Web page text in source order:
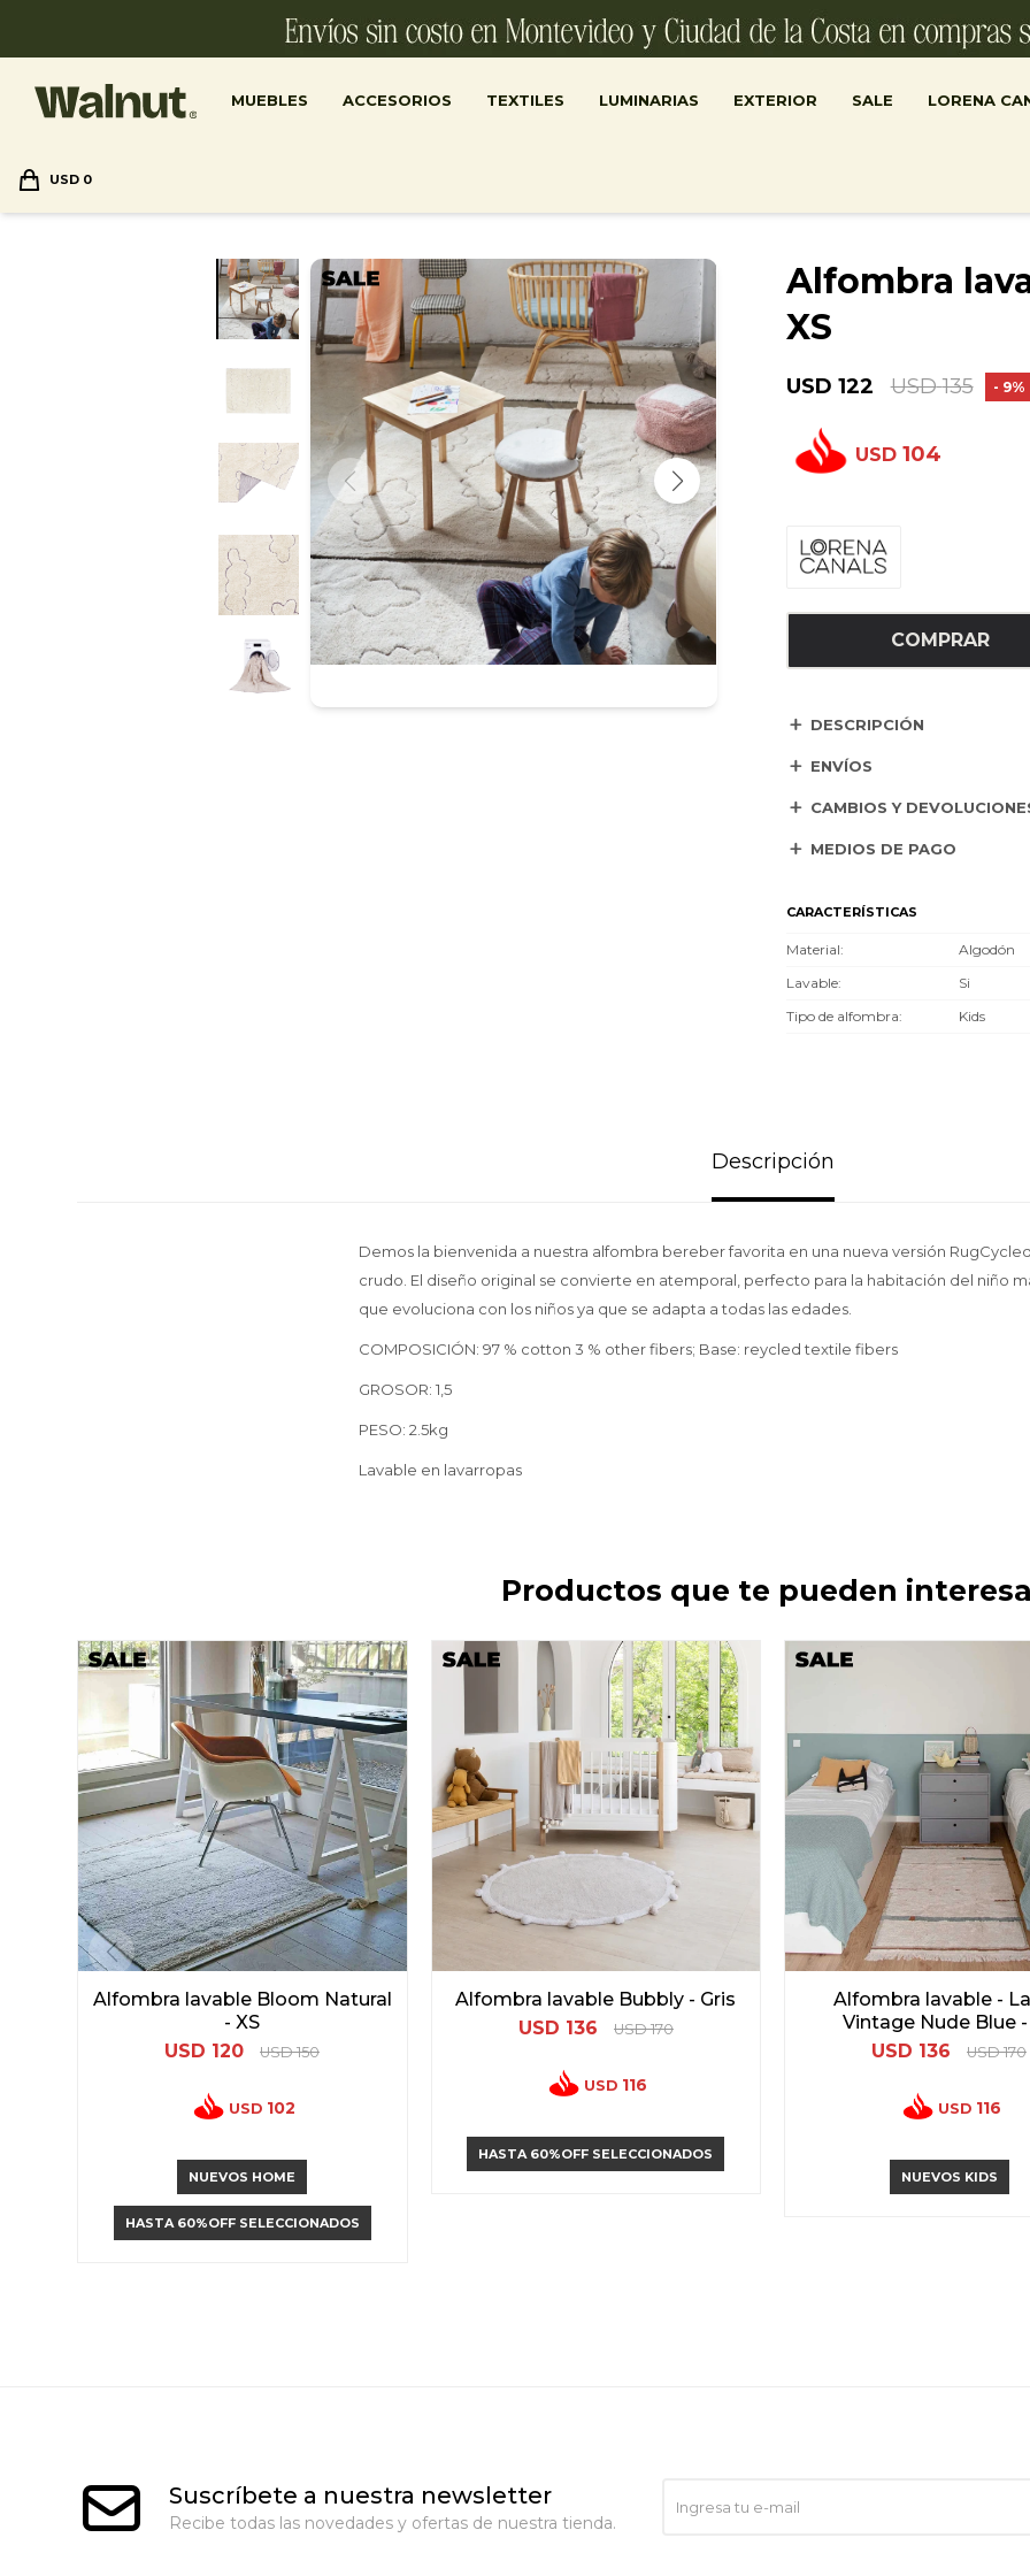
MUEBLES ACCESORIOS TEXTILES LUMINARIAS EXTERIOR SALE LORENA
USD 0
Alfombra
XS
USD 122 USD 135 9
USD 104
COMPRAR
DESCRIPCIÓN
ENVÍOS
CAMBIOS Y
MEDIOS DE PAGO
CARACTERÍSTICAS
Material
Algodón
Lavable
Si
Tipo de alfombra
Kids
Descripción
Demos la bienvenida a nuestra alfombra bereber favorita en una nueva versión
crudo. El diseño original se convierte en atemporal, perfecto para la habitación del niño
que evoluciona con los niños ya que se adapta a todas las edades.
COMPOSICIÓN: 97 % cotton 3 % other fibers; Base: reycled textile fibers
GROSOR: 1,5
PESO: 2.5kg
Lavable en lavarropas
Productos que te pueden
Alfombra lavable Bloom Natural
- XS
USD 120 USD 150
USD 102
NUEVOS HOME
HASTA 60%OFF SELECCIONADOS
Alfombra lavable Bubbly - Gris
USD 136 USD 170
USD 116
HASTA 60%OFF SELECCIONADOS
Alfombra lavable -
Vintage Nude Blue -
USD 136 USD 170
USD 116
NUEVOS KIDS
Suscríbete a nuestra newsletter
Recibe todas las novedades y ofertas de nuestra tienda.